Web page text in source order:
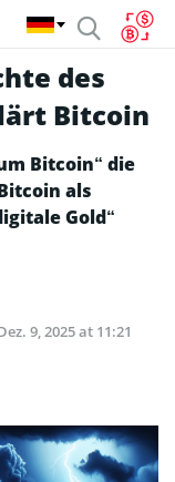
des
Bitcoin
Bitcoin“ die
als
Gold“
9, 2025 at 11:21